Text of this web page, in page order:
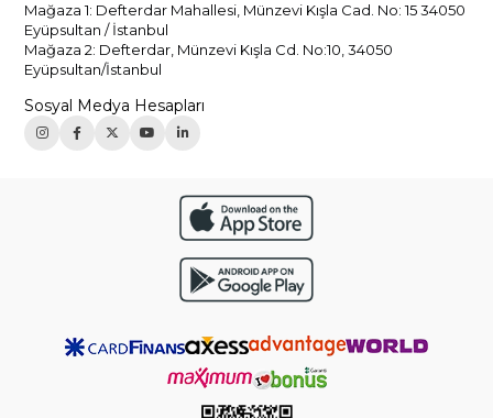
Mağaza 1: Defterdar Mahallesi, Münzevi Kışla Cad. No: 15 34050
Eyüpsultan / İstanbul
Mağaza 2: Defterdar, Münzevi Kışla Cd. No:10, 34050
Eyüpsultan/İstanbul
Sosyal Medya Hesapları